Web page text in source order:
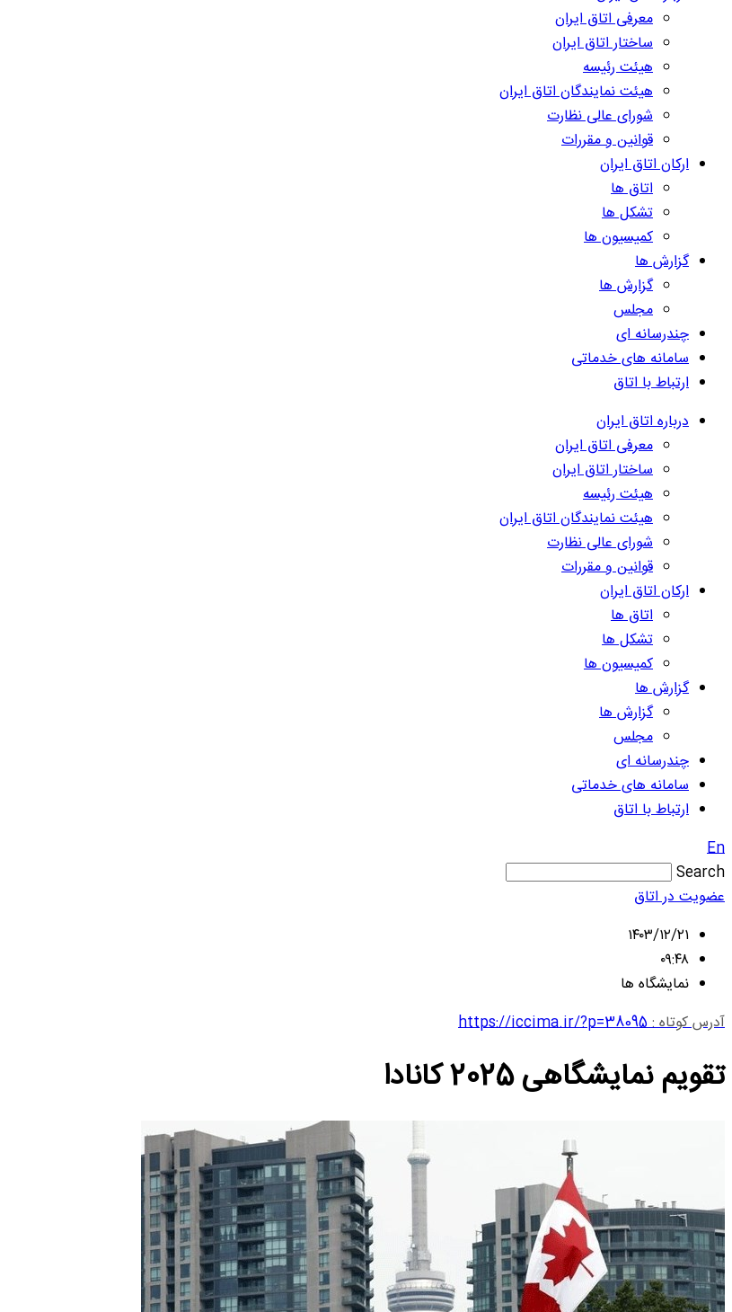
معرفی اتاق ایران
ساختار اتاق ایران
هیئت رئیسه
هیئت نمایندگان اتاق ایران
شورای عالی نظارت
قوانین و مقررات
ارکان اتاق ایران
اتاق ها
تشکل ها
کمیسیون ها
گزارش ها
گزارش ها
مجلس
چندرسانه ای
سامانه های خدماتی
ارتباط با اتاق
درباره اتاق ایران
معرفی اتاق ایران
ساختار اتاق ایران
هیئت رئیسه
هیئت نمایندگان اتاق ایران
شورای عالی نظارت
قوانین و مقررات
ارکان اتاق ایران
اتاق ها
تشکل ها
کمیسیون ها
گزارش ها
گزارش ها
مجلس
چندرسانه ای
سامانه های خدماتی
ارتباط با اتاق
En
Search
عضویت در اتاق
۱۴۰۳/۱۲/۲۱
۰۹:۴۸
نمایشگاه ها
آدرس کوتاه :https://iccima.ir/?p=38095
تقویم نمایشگاهی 2025 کانادا